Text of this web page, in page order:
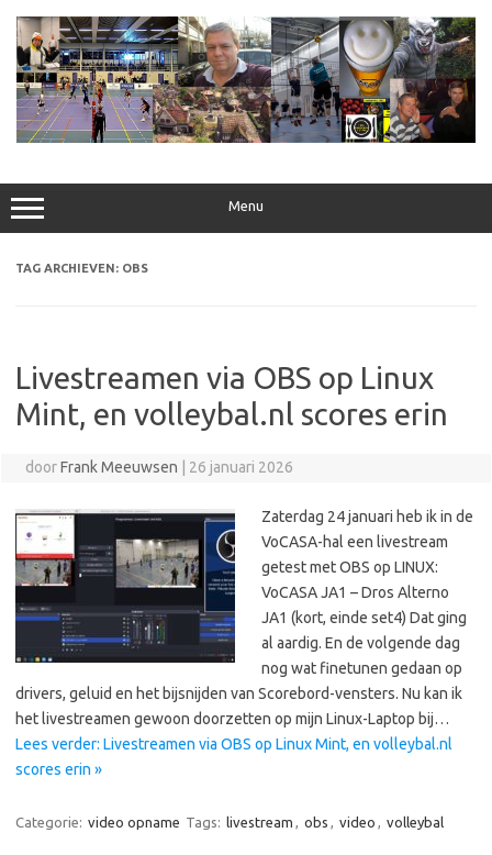
naar
inhoud
Menu
TAG ARCHIEVEN: OBS
Livestreamen via OBS op Linux
Mint, en volleybal.nl scores erin
doorFrank Meeuwsen 26 januari 2026
Zaterdag 24 januari heb ik in de
VoCASA-hal een livestream
getest met OBS op LINUX:
VoCASA JA1 – Dros Alterno
JA1 (kort, einde set4) Dat ging
al aardig. En de volgende dag
nog wat finetunen gedaan op
drivers, geluid en het bijsnijden van Scorebord-vensters. Nu kan ik
het livestreamen gewoon doorzetten op mijn Linux-Laptop bij…
Lees verder: Livestreamen via OBS op Linux Mint, en volleybal.nl
scores erin »
Categorie: video opname Tags: livestream , obs , video , volleybal